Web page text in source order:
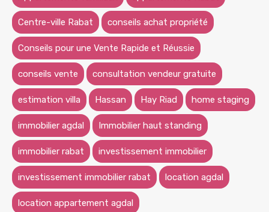
Centre-ville Rabat conseils achat propriété
Conseils pour une Vente Rapide et Réussie
conseils vente consultation vendeur gratuite
estimation villa Hassan Hay Riad home staging
immobilier agdal Immobilier haut standing
immobilier rabat investissement immobilier
investissement immobilier rabat location agdal
location appartement agdal